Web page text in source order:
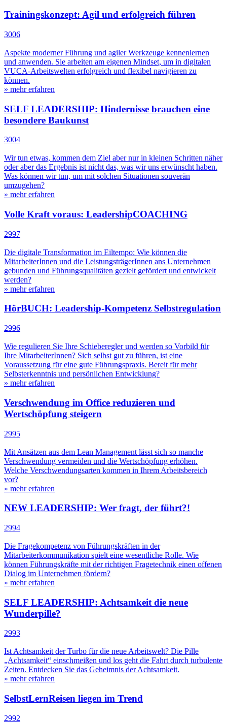
Trainingskonzept: Agil und erfolgreich führen
3006
Aspekte moderner Führung und agiler Werkzeuge kennenlernen
und anwenden. Sie arbeiten am eigenen Mindset, um in digitalen
VUCA-Arbeitswelten erfolgreich und flexibel navigieren zu
können.
» mehr erfahren
SELF LEADERSHIP: Hindernisse brauchen eine
besondere Baukunst
3004
Wir tun etwas, kommen dem Ziel aber nur in kleinen Schritten näher
oder aber das Ergebnis ist nicht das, was wir uns erwünscht haben.
Was können wir tun, um mit solchen Situationen souverän
umzugehen?
» mehr erfahren
Volle Kraft voraus: LeadershipCOACHING
2997
Die digitale Transformation im Eiltempo: Wie können die
MitarbeiterInnen und die LeistungsträgerInnen ans Unternehmen
gebunden und Führungsqualitäten gezielt gefördert und entwickelt
werden?
» mehr erfahren
HörBUCH: Leadership-Kompetenz Selbstregulation
2996
Wie regulieren Sie Ihre Schieberegler und werden so Vorbild für
Ihre MitarbeiterInnen? Sich selbst gut zu führen, ist eine
Voraussetzung für eine gute Führungspraxis. Bereit für mehr
Selbsterkenntnis und persönlichen Entwicklung?
» mehr erfahren
Verschwendung im Office reduzieren und
Wertschöpfung steigern
2995
Mit Ansätzen aus dem Lean Management lässt sich so manche
Verschwendung vermeiden und die Wertschöpfung erhöhen.
Welche Verschwendungsarten kommen in Ihrem Arbeitsbereich
vor?
» mehr erfahren
NEW LEADERSHIP: Wer fragt, der führt?!
2994
Die Fragekompetenz von Führungskräften in der
Mitarbeiterkommunikation spielt eine wesentliche Rolle. Wie
können Führungskräfte mit der richtigen Fragetechnik einen offenen
Dialog im Unternehmen fördern?
» mehr erfahren
SELF LEADERSHIP: Achtsamkeit die neue
Wunderpille?
2993
Ist Achtsamkeit der Turbo für die neue Arbeitswelt? Die Pille
„Achtsamkeit“ einschmeißen und los geht die Fahrt durch turbulente
Zeiten. Entdecken Sie das Geheimnis der Achtsamkeit.
» mehr erfahren
SelbstLernReisen liegen im Trend
2992